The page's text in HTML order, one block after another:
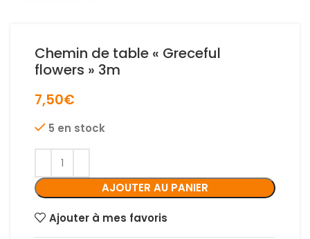
Chemin de table « Greceful
flowers » 3m
7,50€
5 en stock
AJOUTER AU PANIER
Ajouter à mes favoris